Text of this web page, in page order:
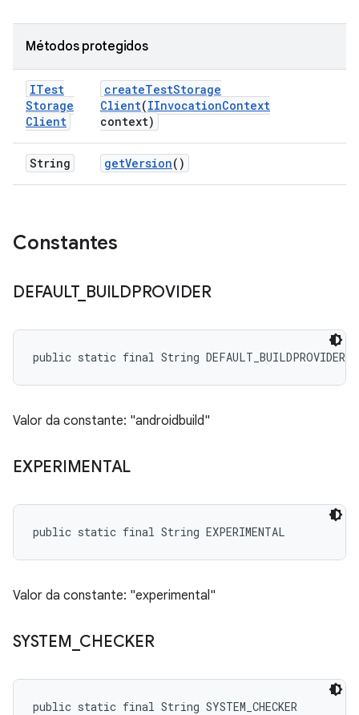
Métodos protegidos
ITest
Storage
Client
createTestStorage
Client(IInvocationContext
context)
String getVersion()
Constantes
DEFAULT_ BUILDPROVIDER
public static final String DEFAULT_BUILDPROVIDER
Valor da constante: "androidbuild"
EXPERIMENTAL
public static final String EXPERIMENTAL
Valor da constante: "experimental"
SYSTEM CHECKER
public static final String SYSTEM_CHECKER